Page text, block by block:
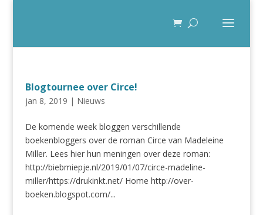
Blogtournee over Circe!
jan 8, 2019 | Nieuws
De komende week bloggen verschillende
boekenbloggers over de roman Circe van Madeleine
Miller. Lees hier hun meningen over deze roman:
http://biebmiepje.nl/2019/01/07/circe-madeline-
miller/https://drukinkt.net/ Home http://over-
boeken.blogspot.com/...